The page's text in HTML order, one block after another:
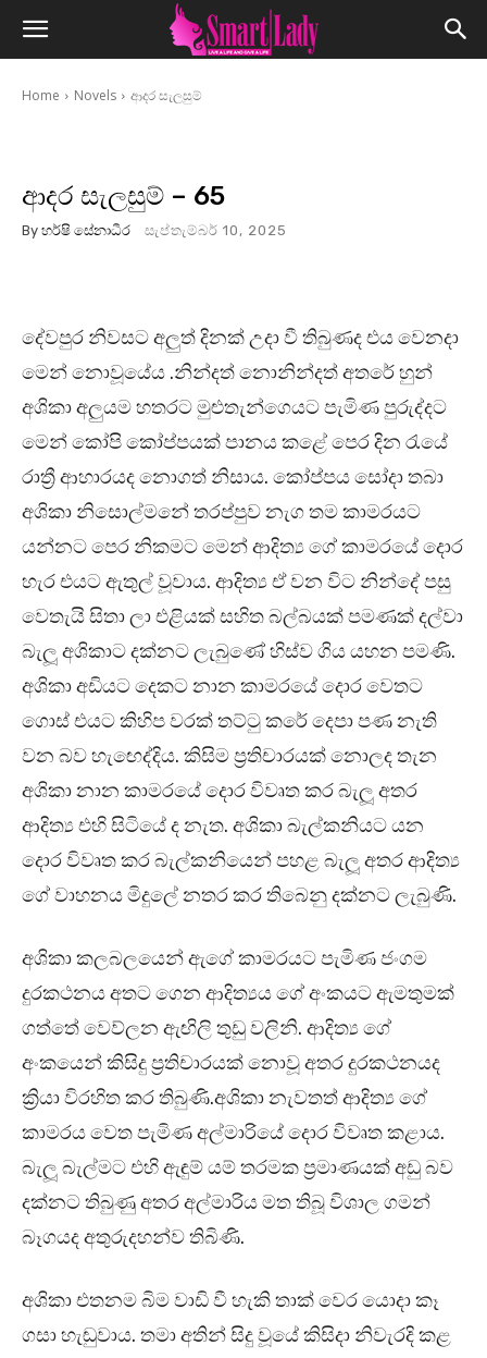
Home Novels ආදර සැලසුම්
ආදර සැලසුම් – 65
By හර්ෂි සේනාධීර සැප්තැම්බර් 10, 2025
දේවපුර නිවසට අලුත් දිනක් උදා වී තිබුණද එය වෙනදා
මෙන් නොවූයේය .නින්දත් නොනින්දත් අතරේ හුන්
අශිකා අලුයම හතරට මුළුතැන්ගෙයට පැමිණ පුරුද්දට
මෙන් කෝපි කෝප්පයක් පානය කළේ පෙර දින රැයේ
රාත්‍රී ආහාරයද නොගත් නිසාය. කෝප්පය සෝදා තබා
අශිකා නිසොල්මනේ තරප්පුව නැග තම කාමරයට
යන්නට පෙර නිකමට මෙන් ආදිත්‍ය ගේ කාමරයේ දොර
හැර එයට ඇතුල් වූවාය. ආදිත්‍ය ඒ වන විට නින්දේ පසු
වෙතැයි සිතා ලා එළියක් සහිත බල්බයක් පමණක් දල්වා
බැලූ අශිකාට දක්නට ලැබුණේ හිස්ව ගිය යහන පමණි.
අශිකා අඩියට දෙකට නාන කාමරයේ දොර වෙතට
ගොස් එයට කිහිප වරක් තට්ටු කරේ දෙපා පණ නැති
වන බව හැඟෙද්දිය. කිසිම ප්‍රතිචාරයක් නොලද තැන
අශිකා නාන කාමරයේ දොර විවෘත කර බැලූ අතර
ආදිත්‍ය එහි සිටියේ ද නැත. අශිකා බැල්කනියට යන
දොර විවෘත කර බැල්කනියෙන් පහළ බැලූ අතර ආදිත්‍ය
ගේ වාහනය මිදුලේ නතර කර තිබෙනු දක්නට ලැබුණි.
අශිකා කලබලයෙන් ඇගේ කාමරයට පැමිණ ජංගම
දුරකථනය අතට ගෙන ආදිත්‍යය ගේ අංකයට ඇමතුමක්
ගත්තේ වෙව්ලන ඇඟිලි තුඩු වලිනි. ආදිත්‍ය ගේ
අංකයෙන් කිසිදු ප්‍රතිචාරයක් නොවූ අතර දුරකථනයද
ක්‍රියා විරහිත කර තිබුණි.අශිකා නැවතත් ආදිත්‍ය ගේ
කාමරය වෙත පැමිණ අල්මාරියේ දොර විවෘත කළාය.
බැලූ බැල්මට එහි ඇඳුම් යම් තරමක ප්‍රමාණයක් අඩු බව
දක්නට තිබුණු අතර අල්මාරිය මත තිබූ විශාල ගමන්
බෑගයද අතුරුදහන්ව තිබිණි.
අශිකා එතනම බිම වාඩි වී හැකි තාක් වෙර යොදා කෑ
ගසා හැඬුවාය. තමා අතින් සිදු වූයේ කිසිදා නිවැරදි කළ